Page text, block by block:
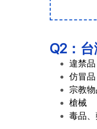
Q2：
違禁品
仿冒品
宗教
槍械
毒品